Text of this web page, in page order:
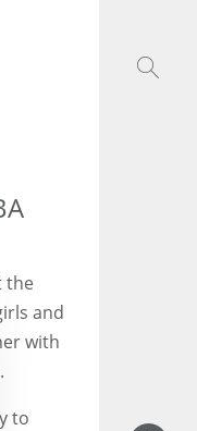
the
and
with
to